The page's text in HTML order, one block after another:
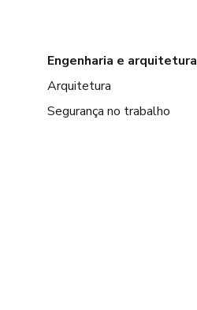
Engenharia e arquitetura
Arquitetura
Segurança no trabalho